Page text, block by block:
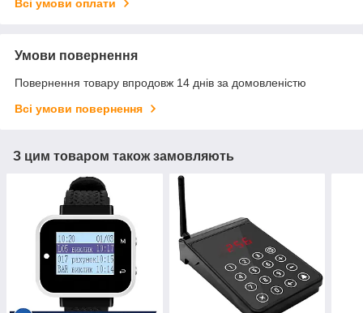
Всі умови оплати
Умови повернення
Повернення товару впродовж 14 днів за домовленістю
Всі умови повернення
З цим товаром також замовляють